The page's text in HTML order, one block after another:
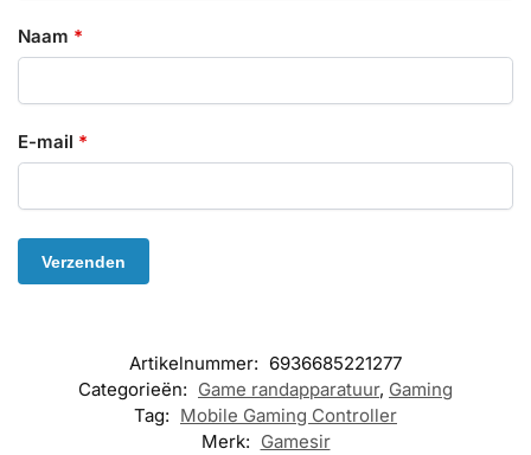
Naam *
E-mail *
Artikelnummer: 6936685221277
Categorieën: Game randapparatuur, Gaming
Tag: Mobile Gaming Controller
Merk: Gamesir